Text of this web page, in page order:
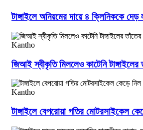
টাঙ্গাইলে অনিয়মের দায়ে ৪ ক্লিনিককে দেড়
জিআই স্বীকৃতি মিললেও কাটেনি
টাঙ্গাইলে বেপরোয়া গতির মোটরসাইকেল